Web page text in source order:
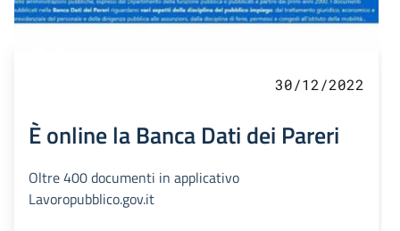
30/12/2022
È online la Banca Dati dei Pareri
Oltre 400 documenti in applicativo
Lavoropubblico.gov.it